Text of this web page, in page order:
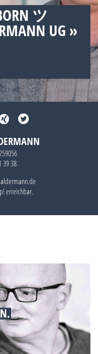
ツ
UG »
39 38
erreichbar.